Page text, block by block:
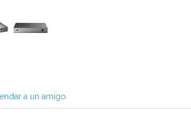
a un amigo